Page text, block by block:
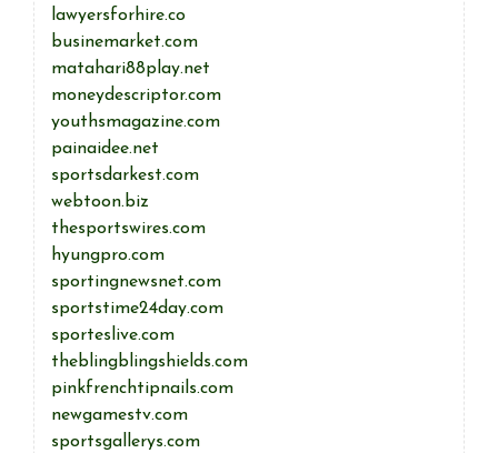
lawyersforhire.co
businemarket.com
matahari88play.net
moneydescriptor.com
youthsmagazine.com
painaidee.net
sportsdarkest.com
webtoon.biz
thesportswires.com
hyungpro.com
sportingnewsnet.com
sportstime24day.com
sporteslive.com
theblingblingshields.com
pinkfrenchtipnails.com
newgamestv.com
sportsgallerys.com